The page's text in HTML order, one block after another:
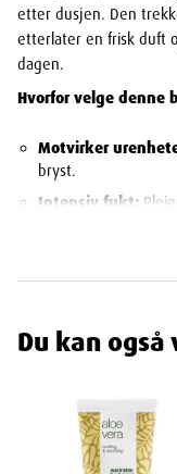
etter dusjen. Den
etterlater en frisk duft
dagen.
Hvorfor velge denne
Motvirker
bryst.
Intensiv fukt:
Daglig pleie:Lett
Forebyggende:
Egenskaper
Du kan